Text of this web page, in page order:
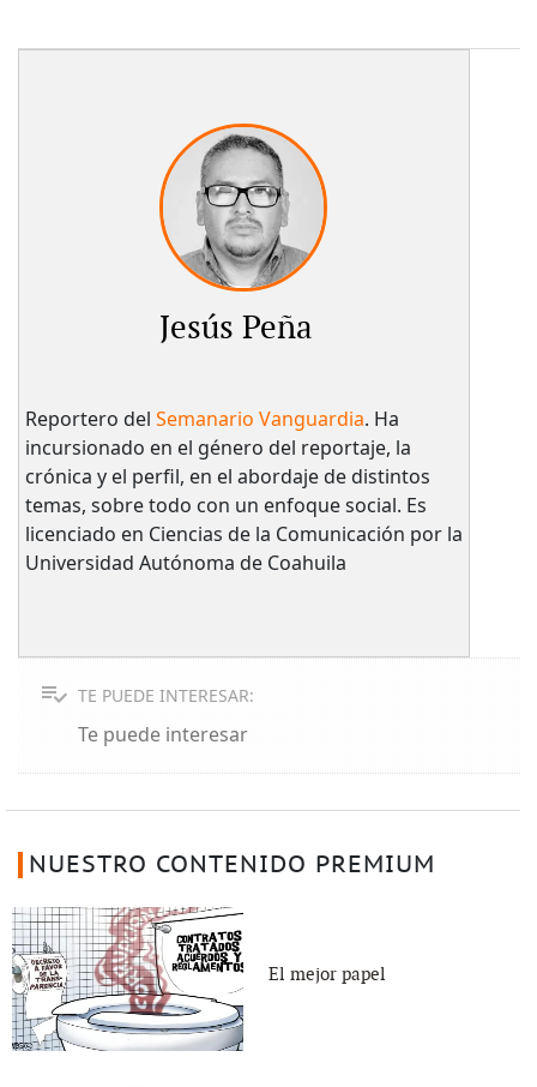
Jesús Peña
Reportero del Semanario Vanguardia. Ha
incursionado en el género del reportaje, la
crónica y el perfil, en el abordaje de distintos
temas, sobre todo con un enfoque social. Es
licenciado en Ciencias de la Comunicación por la
Universidad Autónoma de Coahuila
TE PUEDE INTERESAR:
Te puede interesar
NUESTRO CONTENIDO PREMIUM
El mejor papel